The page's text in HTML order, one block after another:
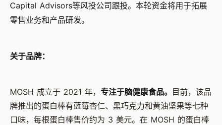
Capital Advisors等风投公司跟投。本轮资金将用于拓展
零售业务和产品研发。
关于品牌：
MOSH 成立于 2021 年， 专注于脑健康食品。 目前，该品
牌推出的蛋白棒有蓝莓杏仁、黑巧克力和黄油坚果等七种
口味，每根蛋白棒售价约为 3 美元。在 MOSH 的蛋白棒